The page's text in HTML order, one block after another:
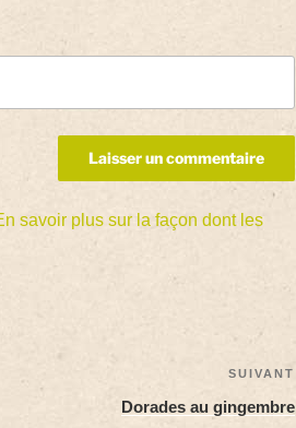
savoir plus sur la façon dont les
SUIVANT
Dorades au gingembre